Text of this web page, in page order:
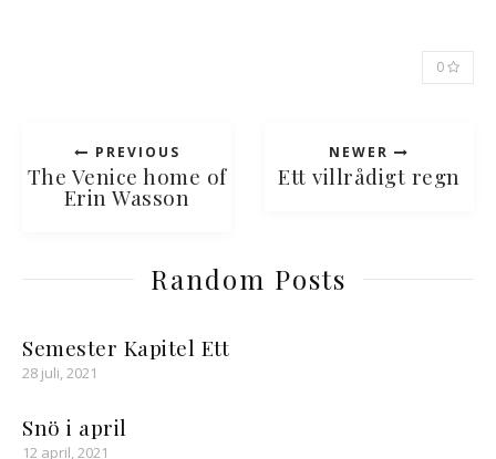
0
PREVIOUS
The Venice home of
Erin Wasson
NEWER
Ett villrådigt regn
Random Posts
Semester Kapitel Ett
28 juli, 2021
Snö i april
12 april, 2021